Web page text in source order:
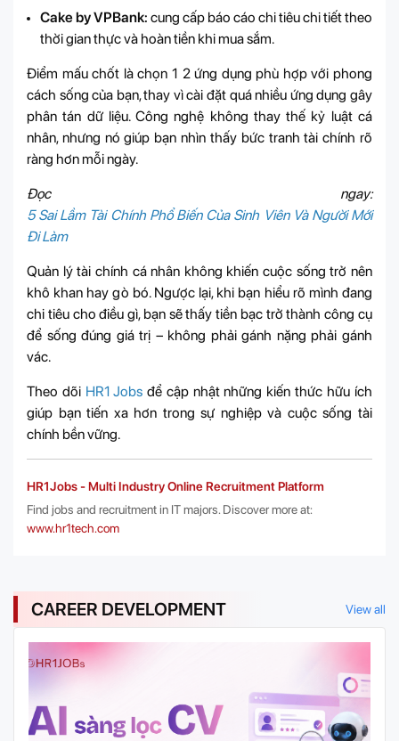
Cake by VPBank: cung cấp báo cáo chi tiêu chi tiết theo
thời gian thực và hoàn tiền khi mua sắm.
Điểm mấu chốt là chọn 1 2 ứng dụng phù hợp với phong
cách sống của bạn, thay vì cài đặt quá nhiều ứng dụng gây
phân tán dữ liệu. Công nghệ không thay thế kỷ luật cá
nhân, nhưng nó giúp bạn nhìn thấy bức tranh tài chính rõ
ràng hơn mỗi ngày.
Đọc ngay:
5 Sai Lầm Tài Chính Phổ Biến Của Sinh Viên Và Người Mới
Đi Làm
Quản lý tài chính cá nhân không khiến cuộc sống trở nên
khô khan hay gò bó. Ngược lại, khi bạn hiểu rõ mình đang
chi tiêu cho điều gì, bạn sẽ thấy tiền bạc trở thành công cụ
để sống đúng giá trị – không phải gánh nặng phải gánh
vác.
Theo dõi HR1 Jobsđể cập nhật những kiến thức hữu ích
giúp bạn tiến xa hơn trong sự nghiệp và cuộc sống tài
chính bền vững.
HR1Jobs - Multi Industry Online Recruitment Platform
Find jobs and recruitment in IT majors. Discover more at:
www.hr1tech.com
CAREER DEVELOPMENT View all